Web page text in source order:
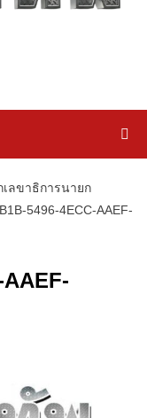
ลขาธิการนายก
5496-4ECC-AAEF-
AAEF-